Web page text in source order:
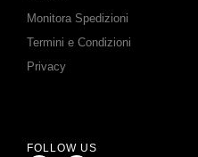
Monitora Spedizioni
Termini e Condizioni
Privacy
FOLLOW US